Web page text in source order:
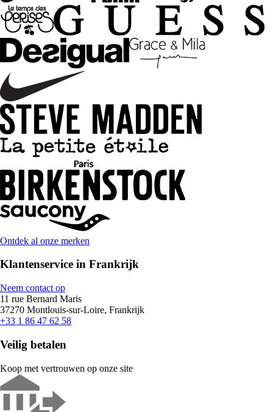
Ontdek al onze merken
Klantenservice in Frankrijk
Neem contact op
11 rue Bernard Maris
37270 Montlouis-sur-Loire, Frankrijk
+33 1 86 47 62 58
Veilig betalen
Koop met vertrouwen op onze site